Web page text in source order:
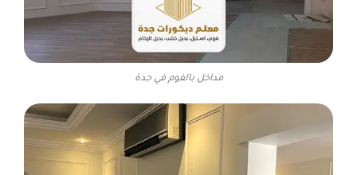
مداخل بالفوم في جدة